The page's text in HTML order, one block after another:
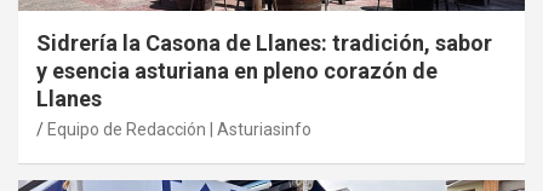
Sidrería la Casona de Llanes: tradición, sabor
y esencia asturiana en pleno corazón de
Llanes
Equipo de Redacción | Asturiasinfo